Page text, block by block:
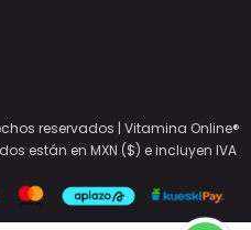
reservados | Vitamina Online®
están en MXN ($) e incluyen IVA